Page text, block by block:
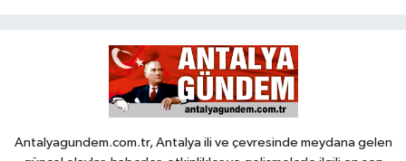
Antalyagundem.com.tr, Antalya ili ve çevresinde meydana gelen